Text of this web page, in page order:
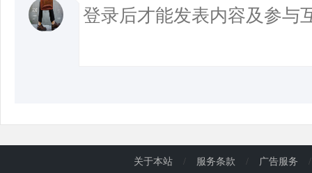
关于本站 / 服务条款 / 广告服务 /